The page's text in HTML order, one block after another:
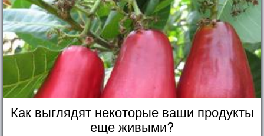
Как выглядят некоторые ваши продукты
еще живыми?